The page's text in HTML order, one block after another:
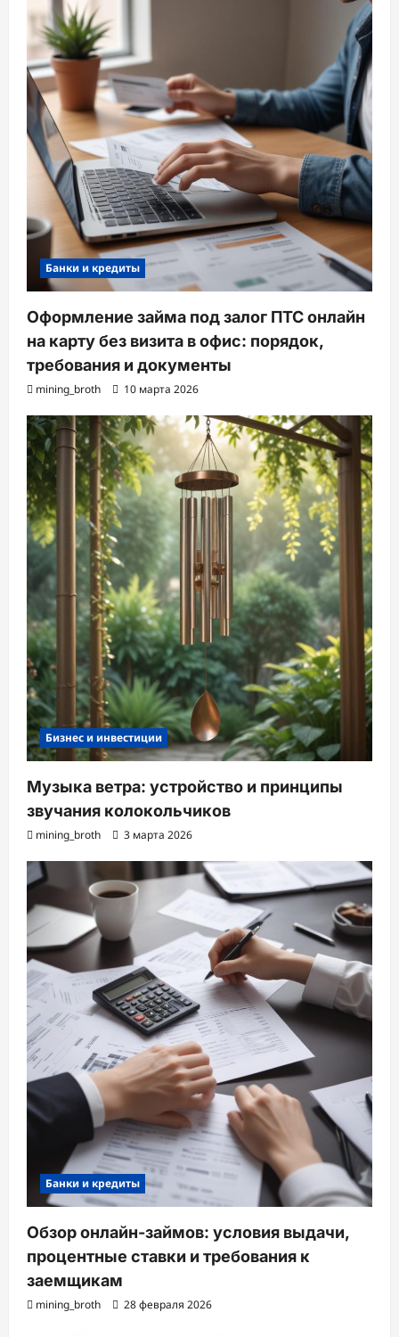
Банки и кредиты
Оформление займа под залог ПТС онлайн
на карту без визита в офис: порядок,
требования и документы
mining_broth 10 марта 2026
Бизнес и инвестиции
Музыка ветра: устройство и принципы
звучания колокольчиков
mining_broth 3 марта 2026
Банки и кредиты
Обзор онлайн-займов: условия выдачи,
процентные ставки и требования к
заемщикам
mining_broth 28 февраля 2026